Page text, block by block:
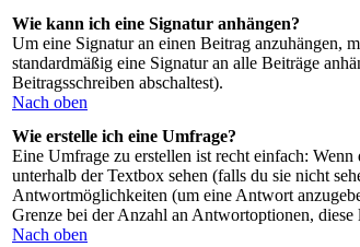
Wie kann ich eine Signatur anhängen?
Um eine Signatur an einen Beitrag anzuhängen,
standardmäßig eine Signatur an alle Beiträge
Beitragsschreiben abschaltest).
Nach oben
Wie erstelle ich eine Umfrage?
Eine Umfrage zu erstellen ist recht einfach:
unterhalb der Textbox sehen (falls du sie nicht
Antwortmöglichkeiten (um eine Antwort
Grenze bei der Anzahl an Antwortoptionen, diese
Nach oben